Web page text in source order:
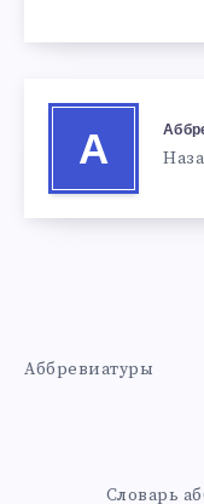
А
Аббревиатуры
Словарь